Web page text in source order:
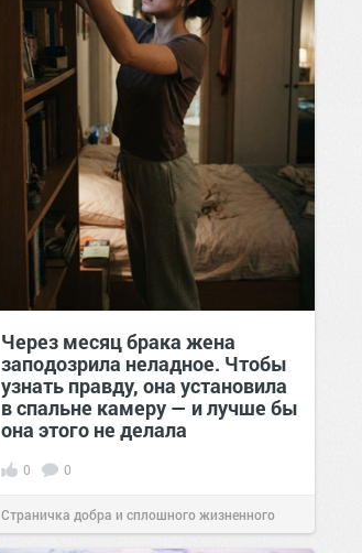
Через месяц брака жена
заподозрила неладное. Чтобы
узнать правду, она установила
в спальне камеру — и лучше бы
она этого не делала
0 0
Страничка добра и сплошного жизненного